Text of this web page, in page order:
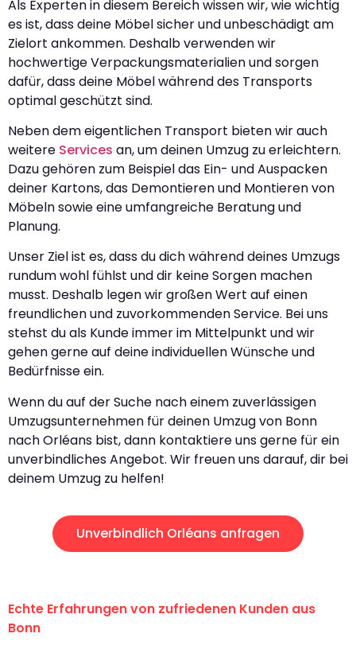
Als Experten in diesem Bereich wissen wir, wie wichtig
es ist, dass deine Möbel sicher und unbeschädigt am
Zielort ankommen. Deshalb verwenden wir
hochwertige Verpackungsmaterialien und sorgen
dafür, dass deine Möbel während des Transports
optimal geschützt sind.
Neben dem eigentlichen Transport bieten wir auch
weitere Services an, um deinen Umzug zu erleichtern.
Dazu gehören zum Beispiel das Ein- und Auspacken
deiner Kartons, das Demontieren und Montieren von
Möbeln sowie eine umfangreiche Beratung und
Planung.
Unser Ziel ist es, dass du dich während deines Umzugs
rundum wohl fühlst und dir keine Sorgen machen
musst. Deshalb legen wir großen Wert auf einen
freundlichen und zuvorkommenden Service. Bei uns
stehst du als Kunde immer im Mittelpunkt und wir
gehen gerne auf deine individuellen Wünsche und
Bedürfnisse ein.
Wenn du auf der Suche nach einem zuverlässigen
Umzugsunternehmen für deinen Umzug von Bonn
nach Orléans bist, dann kontaktiere uns gerne für ein
unverbindliches Angebot. Wir freuen uns darauf, dir bei
deinem Umzug zu helfen!
Unverbindlich Orléans anfragen
Echte Erfahrungen von zufriedenen Kunden aus
Bonn